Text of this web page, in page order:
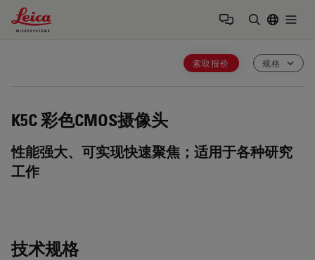
Leica Microsystems Logo
索取报价 规格
K5C彩色CMOS摄像头
性能强大、可实现快速聚焦；适用于各种研究
工作
技术规格